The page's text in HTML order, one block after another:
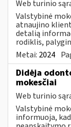
Web turinio
Valstybinė
atnaujino
detalią
rodiklis,
Metai: 2024
Didėja
mokesčiai
Web turinio
Valstybinė
informuoja,